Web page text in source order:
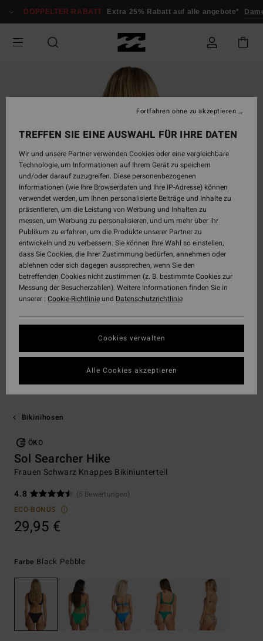
zur
springen
DOPPELTER RABATT Extra 25% Rabatt auf alle angebote*
Bikinihosen
ÖKO
Sol Searcher Hike
Frauen Schwarz Knappes Bikiniunterteil
4.8
(5 Bewertungen)
ECO-BONUS
29,95 €
Farbe Black Pebble
TREFFEN SIE EINE AUSWAHL FÜR IHRE DATEN
Wir und unsere Partner verwenden Cookies oder eine vergleichbare
Technologie, um Informationen auf Ihrem Gerät zu speichern
und/oder darauf zuzugreifen. Diese personenbezogenen
Informationen (wie Ihre Browserdaten und Ihre IP-Adresse) können
verwendet werden, um Ihnen personalisierte Beiträge und Inhalte zu
präsentieren, um die Leistung von Werbung und Inhalten zu
messen, um Werbung zu personalisieren, und um mehr über ihr
Publikum zu erfahren, um die Produkte unserer Partner zu
entwickeln und zu verbessern. Sie können Ihre Wahl so einstellen,
dass Sie Cookies, die Ihrer Zustimmung bedürfen, annehmen oder
ablehnen oder sich dagegen aussprechen, wenn Sie den
betreffenden Cookies nicht zustimmen (z. B. bestimmte Cookies zur
Messung der Besucherzahlen). Weitere Informationen finden Sie in
unserer : Cookie-Richtlinieund Datenschutzrichtlinie
Cookies verwalten
Fortfahren ohne zu akzeptieren
Alle Cookies akzeptieren